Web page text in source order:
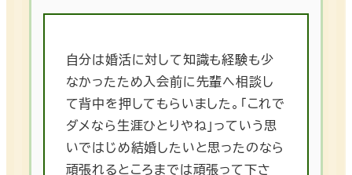
自分は婚活に対して知識も経験も少
なかったため入会前に先輩へ相談し
て背中を押してもらいました。「これで
ダメなら生涯ひとりやね」っていう思
いではじめ結婚したいと思ったのなら
頑張れるところまでは頑張って下さ